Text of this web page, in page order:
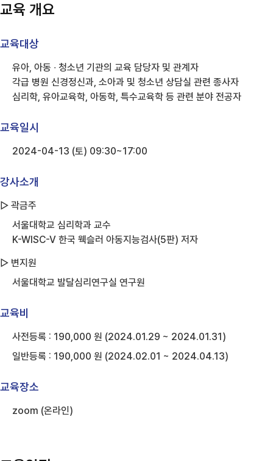
교육 개요
교육대상
유아, 아동 ∙ 청소년 기관의 교육 담당자 및 관계자
각급 병원 신경정신과, 소아과 및 청소년 상담실 관련 종사자
심리학, 유아교육학, 아동학, 특수교육학 등 관련 분야 전공자
교육일시
2024-04-13 (토) 09:30~17:00
강사소개
▷ 곽금주
서울대학교 심리학과 교수
K-WISC-V 한국 웩슬러 아동지능검사(5판) 저자
▷ 변지원
서울대학교 발달심리연구실 연구원
교육비
사전등록 : 190,000 원 (2024.01.29 ~ 2024.01.31)
일반등록 : 190,000 원 (2024.02.01 ~ 2024.04.13)
교육장소
zoom (온라인)